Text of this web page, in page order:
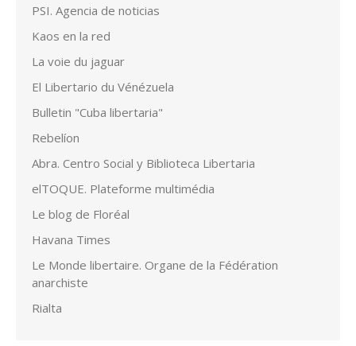
PSI. Agencia de noticias
Kaos en la red
La voie du jaguar
El Libertario du Vénézuela
Bulletin "Cuba libertaria"
Rebelíon
Abra. Centro Social y Biblioteca Libertaria
elTOQUE. Plateforme multimédia
Le blog de Floréal
Havana Times
Le Monde libertaire. Organe de la Fédération
anarchiste
Rialta